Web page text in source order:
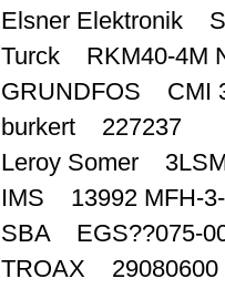
Elsner Elektronik
Turck RKM40-4M
GRUNDFOS CMI
burkert 227237
Leroy Somer
IMS 13992 MFH-
SBA EGS??075-
TROAX 29080600